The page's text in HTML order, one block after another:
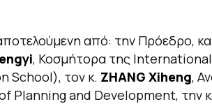
από: την Πρόεδρο,
, Κοσμήτορα της
School), τον κ. ZHANG Xiheng,
Planning and Development, την